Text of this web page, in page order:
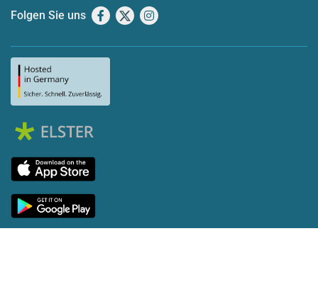
Folgen Sie uns Facebook
X Instagram